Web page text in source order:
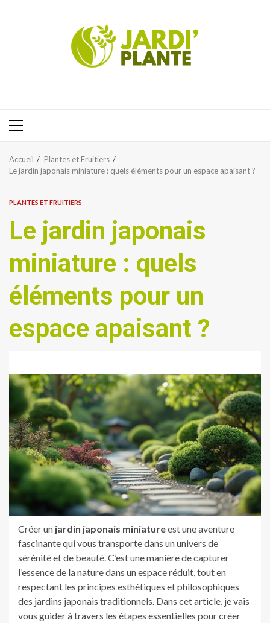
Menu
Accueil
Plantes et Fruitiers
Le jardin japonais miniature : quels éléments pour un espace apaisant ?
PLANTES ET FRUITIERS
Le jardin japonais
miniature : quels
éléments pour un
espace apaisant ?
Créer un jardin japonais miniatureest une aventure
fascinante qui vous transporte dans un univers de
sérénité et de beauté. C’est une manière de capturer
l’essence de la nature dans un espace réduit, tout en
respectant les principes esthétiques et philosophiques
des jardins japonais traditionnels. Dans cet article, je vais
vous guider à travers les étapes essentielles pour créer